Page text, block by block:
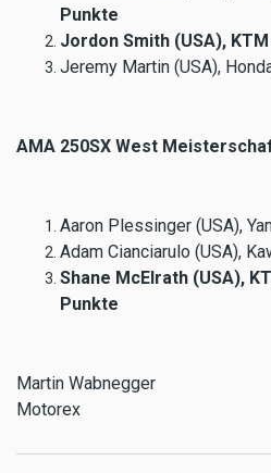
Punkte
Jordon Smith (USA),
Jeremy Martin (USA),
AMA 250SX West
Aaron Plessinger (USA),
Adam Cianciarulo (USA),
Shane McElrath (USA),
Punkte
Martin Wabnegger
Motorex